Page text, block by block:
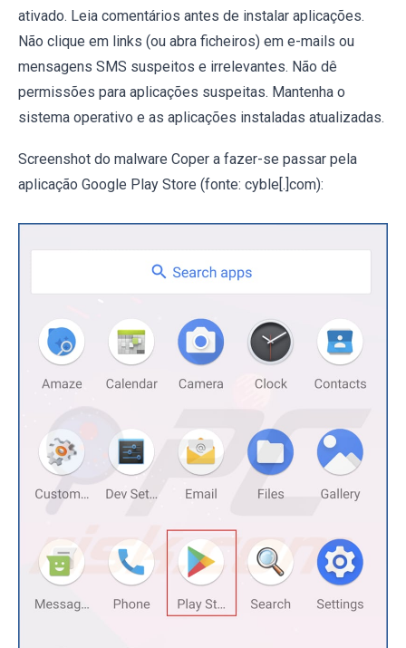
ativado. Leia comentários antes de instalar aplicações.
Não clique em links (ou abra ficheiros) em e-mails ou
mensagens SMS suspeitos e irrelevantes. Não dê
permissões para aplicações suspeitas. Mantenha o
sistema operativo e as aplicações instaladas atualizadas.
Screenshot do malware Coper a fazer-se passar pela
aplicação Google Play Store (fonte: cyble[.]com):